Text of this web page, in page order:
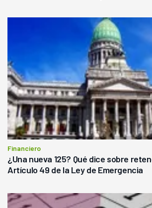
Financiero
¿Una nueva 125? Qué dice sobre
Artículo 49 de la Ley de Emergencia